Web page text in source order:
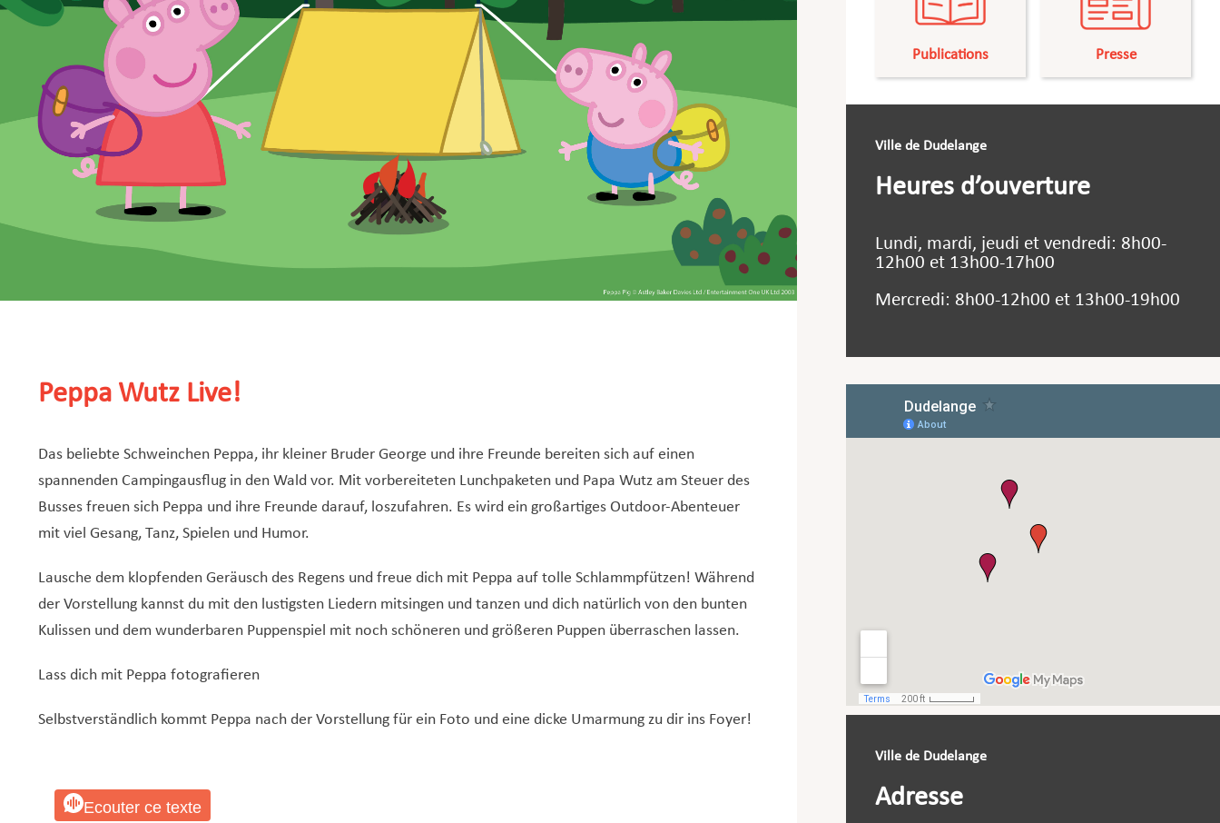
Peppa Wutz Live!
Das beliebte Schweinchen Peppa, ihr kleiner Bruder George und ihre Freunde bereiten sich auf einen
spannenden Campingausflug in den Wald vor. Mit vorbereiteten Lunchpaketen und Papa Wutz am Steuer des
Busses freuen sich Peppa und ihre Freunde darauf, loszufahren. Es wird ein großartiges Outdoor-Abenteuer
mit viel Gesang, Tanz, Spielen und Humor.
Lausche dem klopfenden Geräusch des Regens und freue dich mit Peppa auf tolle Schlammpfützen! Während
der Vorstellung kannst du mit den lustigsten Liedern mitsingen und tanzen und dich natürlich von den bunten
Kulissen und dem wunderbaren Puppenspiel mit noch schöneren und größeren Puppen überraschen lassen.
Lass dich mit Peppa fotografieren
Selbstverständlich kommt Peppa nach der Vorstellung für ein Foto und eine dicke Umarmung zu dir ins Foyer!
Ecouter ce texte
Publications Presse
Ville de Dudelange
Heures d’ouverture
Lundi, mardi, jeudi et vendredi: 8h00-
12h00 et 13h00-17h00
Mercredi: 8h00-12h00 et 13h00-19h00
Ville de Dudelange
Adresse